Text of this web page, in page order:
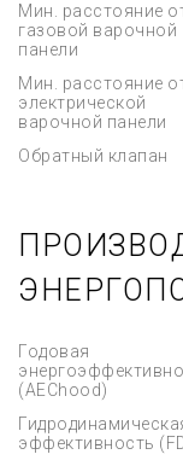
Мин. расстояние
газовой варочной
панели
Мин. расстояние
электрической
варочной панели
Обратный клапан
Годовая
(AEChood)
эффективность